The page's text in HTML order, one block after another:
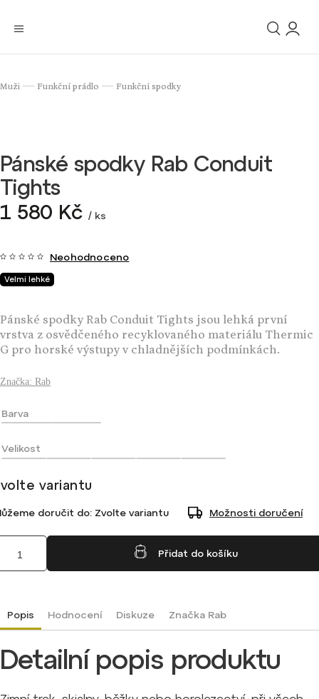
Muži / Funkční prádlo / Funkční spodky
Pánské spodky Rab Conduit
Tights
1 580 Kč / ks
Velmi lehké
Neohodnoceno
Pánské spodky Rab Conduit Tights jsou lehká první
vrstva z osvědčeného recyklovaného materiálu Thermic
G pro horské výstupy v chladnějších podmínkách.
Značka: Rab
Barva
Velikost
variantu
doručit do: Zvolte variantu Možnosti doručení
Přidat do košíku
Popis Hodnocení Diskuze ZnačkaRab
Detailní popis produktu